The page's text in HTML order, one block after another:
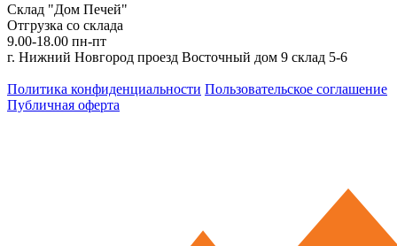
Склад "Дом Печей"
Отгрузка со склада
9.00-18.00 пн-пт
г. Нижний Новгород проезд Восточный дом 9 склад 5-6
Политика конфиденциальности Пользовательское соглашение
Публичная оферта